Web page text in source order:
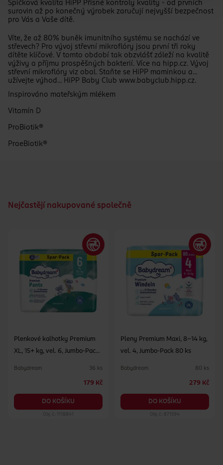
Špičková kvalita HiPP Přísné kontroly kvality - od prvních
surovin až po konečný výrobek zaručují nejvyšší bezpečnost
pro Vás a Vaše dítě.
Víte, že až 80% buněk imunitního systému se nachází ve
střevech? Pro vývoj střevní mikroflóry jsou první tři roky
dítěte klíčové. V tomto období tak obzvlášť záleží na kvalitě
výživy a příjmu prospěšných bakterií. Více na hipp.cz. Vývoj
střevní mikroflóry viz obal. Staňte se HiPP maminkou a
užívejte výhod... HiPP Baby Club www.babyclub.hipp.cz.
Inspirováno mateřským mlékem
Vitamín D
ProBiotik®
PraeBiotik®
Nejčastějí nakupované společně
Plenkové kalhotky Premium
XL, 15+ kg, vel. 6, Jumbo-Pack
Babydream 36 ks
179 Kč
DO KOŠÍKU
Obj. č.: 1118841
Pleny Premium Maxi, 8–14 kg,
vel. 4, Jumbo-Pack 80 ks
Babydream 80 ks
279 Kč
DO KOŠÍKU
Obj. č.: 871594